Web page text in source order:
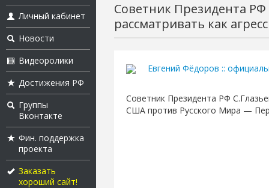
Личный кабинет
Новости
Видеоролики
Достижения РФ
Группы
Вконтакте
Фин. поддержка
проекта
Заказать
хороший сайт!
Советник Президента
рассматривать как
Евгений Фёдоров ::
Советник Президента РФ
США против Русского Мира —